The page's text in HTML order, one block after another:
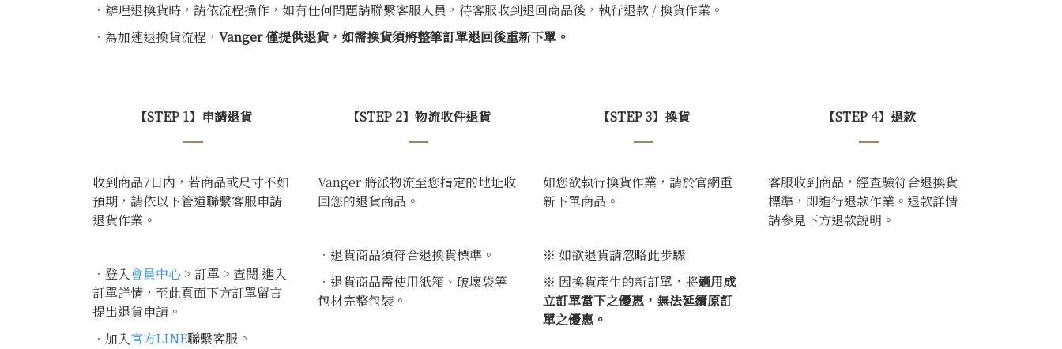
．辦理退換貨時，請依流程操作，如有任何問題請聯繫客服人員，待客服收到退回商品後，執行退款 / 換貨作業。
．為加速退換貨流程， Vanger 僅提供退貨，如需換貨須將整筆訂單退回後重新下單。
【STEP 1】申請退貨
收到商品7日內，若商品或尺寸不如
預期，請依以下管道聯繫客服申請
退貨作業。
．登入會員中心 > 訂單 > 查閱 進入
訂單詳情，至此頁面下方訂單留言
提出退貨申請。
．加入官方LINE聯繫客服。
【STEP 2】物流收件退貨
Vanger 將派物流至您指定的地址收
回您的退貨商品。
．退貨商品須符合退換貨標準。
．退貨商品需使用紙箱、破壞袋等
包材完整包裝。
【STEP 3】換貨
如您欲執行換貨作業，請於官網重
新下單商品。
※ 如欲退貨請忽略此步驟
※ 因換貨產生的新訂單，將適用成
立訂單當下之優惠，無法延續原訂
單之優惠。
【STEP 4】退款
客服收到商品，經查驗符合退換貨
標準，即進行退款作業。退款詳情
請參見下方退款說明。